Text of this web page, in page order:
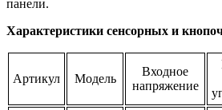
панели.
Характеристики сенсорных и
Артикул Модель
Входное
напряжение